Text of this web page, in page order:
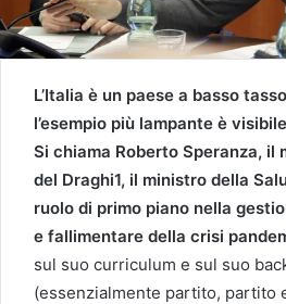
L’Italia è un paese a basso
l’esempio più lampante è
Si chiama Roberto Speranza, il
del Draghi1, il ministro della
ruolo di primo piano nella
e fallimentare della crisi
sul suo curriculum e sul suo
(essenzialmente partito, partito